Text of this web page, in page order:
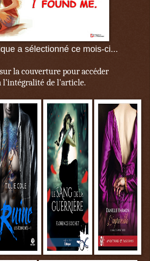
a sélectionné ce mois-ci...
la couverturepour accéder
l'intégralité de l'article.